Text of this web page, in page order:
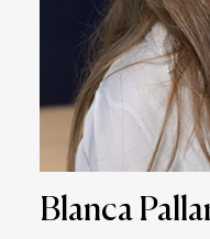
Blanca